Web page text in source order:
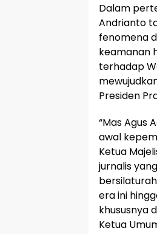
Dalam
Andrianto
fenomena
keamanan
terhadap
Presiden
“Mas Agus
awal
Ketua
jurnalis
era ini
khususnya
Ketua